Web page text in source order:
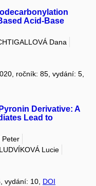
Acid-Base
Dana
ročník: 85, vydání: 5,
Derivative: A
Lead to
Peter
LUDVÍKOVÁ Lucie
vydání: 10, DOI